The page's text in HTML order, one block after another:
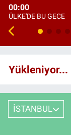
00:00
ÜLKE'DE BU GECE
Yükleniyor...
İSTANBUL